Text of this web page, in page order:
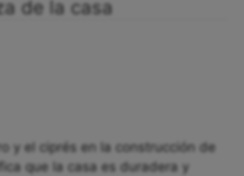
de la casa
y el ciprés en la construcción de
que la casa es duradera y